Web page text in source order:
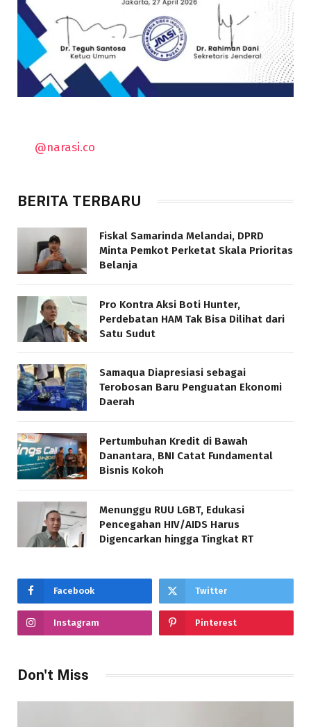
@narasi.co
BERITA TERBARU
Fiskal Samarinda Melandai, DPRD
Minta Pemkot Perketat Skala Prioritas
Belanja
Pro Kontra Aksi Boti Hunter,
Perdebatan HAM Tak Bisa Dilihat dari
Satu Sudut
Samaqua Diapresiasi sebagai
Terobosan Baru Penguatan Ekonomi
Daerah
Pertumbuhan Kredit di Bawah
Danantara, BNI Catat Fundamental
Bisnis Kokoh
Menunggu RUU LGBT, Edukasi
Pencegahan HIV/AIDS Harus
Digencarkan hingga Tingkat RT
Facebook Twitter
Instagram Pinterest
Don't Miss